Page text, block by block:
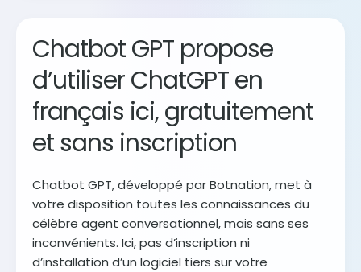
Chatbot GPT propose
d’utiliser ChatGPT en
français ici, gratuitement
et sans inscription
Chatbot GPT, développé par Botnation, met à
votre disposition toutes les connaissances du
célèbre agent conversationnel, mais sans ses
inconvénients. Ici, pas d’inscription ni
d’installation d’un logiciel tiers sur votre